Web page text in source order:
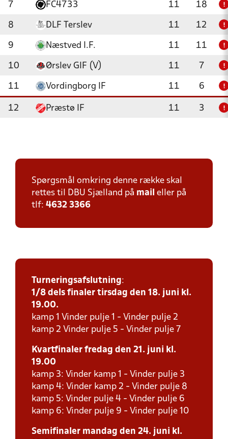
7 FC4733 11 18 !
8 DLF Terslev 11 12 !
9 Næstved I.F. 11 11 !
10 Ørslev GIF (V) 11 7 !
11 Vordingborg IF 11 6 !
12 Præstø IF 11 3 !
Spørgsmål omkring denne række skal
rettes til DBU Sjælland på mail eller på
tlf: 4632 3366
Turneringsafslutning:
1/8 dels finaler tirsdag den 18. juni kl.
19.00.
kamp 1 Vinder pulje 1 - Vinder pulje 2
kamp 2 Vinder pulje 5 - Vinder pulje 7
Kvartfinaler fredag den 21. juni kl.
19.00
kamp 3: Vinder kamp 1 - Vinder pulje 3
kamp 4: Vinder kamp 2 - Vinder pulje 8
kamp 5: Vinder pulje 4 - Vinder pulje 6
kamp 6: Vinder pulje 9 - Vinder pulje 10
Semifinaler mandag den 24. juni kl.